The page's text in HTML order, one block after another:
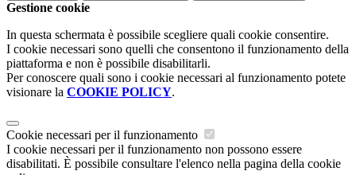
Gestione cookie
In questa schermata è possibile scegliere quali cookie consentire.
I cookie necessari sono quelli che consentono il funzionamento della
piattaforma e non è possibile disabilitarli.
Per conoscere quali sono i cookie necessari al funzionamento potete
visionare la COOKIE POLICY.
Cookie necessari per il funzionamento
I cookie necessari per il funzionamento non possono essere
disabilitati. È possibile consultare l'elenco nella pagina della cookie